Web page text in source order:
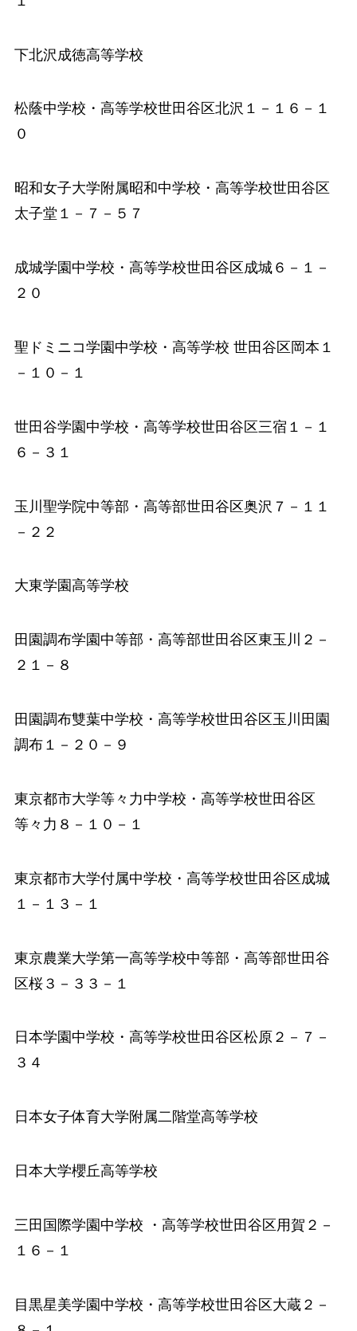
下北沢成徳高等学校
松蔭中学校 ・高等学校世田谷区北沢１－１６－１
０
昭和女子大学附属昭和中学校 ・高等学校世田谷区
太子堂１－７－５７
成城学園中学校 ・高等学校世田谷区成城６－１－
２０
聖ドミニコ学園中学校 ・高等学校 世田谷区岡本１
－１０－１
世田谷学園中学校 ・高等学校世田谷区三宿１－１
６－３１
玉川聖学院中等部 ・高等部世田谷区奥沢７－１１
－２２
大東学園高等学校
田園調布学園中等部 ・高等部世田谷区東玉川２－
２１－８
田園調布雙葉中学校 ・高等学校世田谷区玉川田園
調布１－２０－９
東京都市大学等々力中学校 ・高等学校世田谷区
等々力８－１０－１
東京都市大学付属中学校 ・高等学校世田谷区成城
１－１３－１
東京農業大学第一高等学校中等部 ・高等部世田谷
区桜３－３３－１
日本学園中学校 ・高等学校世田谷区松原２－７－
３４
日本女子体育大学附属二階堂高等学校
日本大学櫻丘高等学校
三田国際学園中学校 ・高等学校世田谷区用賀２－
１６－１
目黒星美学園中学校 ・高等学校世田谷区大蔵２－